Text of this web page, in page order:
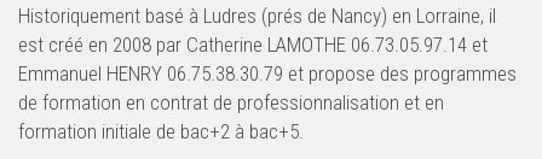
Historiquement basé à Ludres (prés de Nancy) en Lorraine, il
est créé en 2008 par Catherine LAMOTHE 06.73.05.97.14 et
Emmanuel HENRY 06.75.38.30.79 et propose des programmes
de formation en contrat de professionnalisation et en
formation initiale de bac+2 à bac+5.